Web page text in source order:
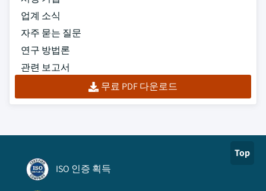
업계 소식
자주 묻는 질문
연구 방법론
관련 보고서
무료 PDF 다운로드
Top
ISO 인증 획득